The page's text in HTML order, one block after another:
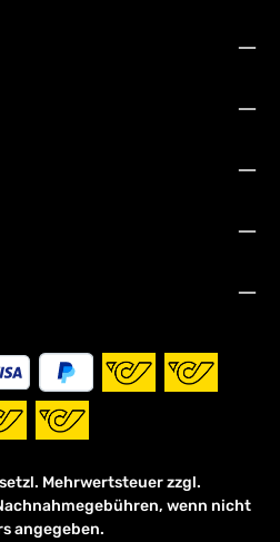
Mehrwertsteuer zzgl.
wenn nicht
angegeben.